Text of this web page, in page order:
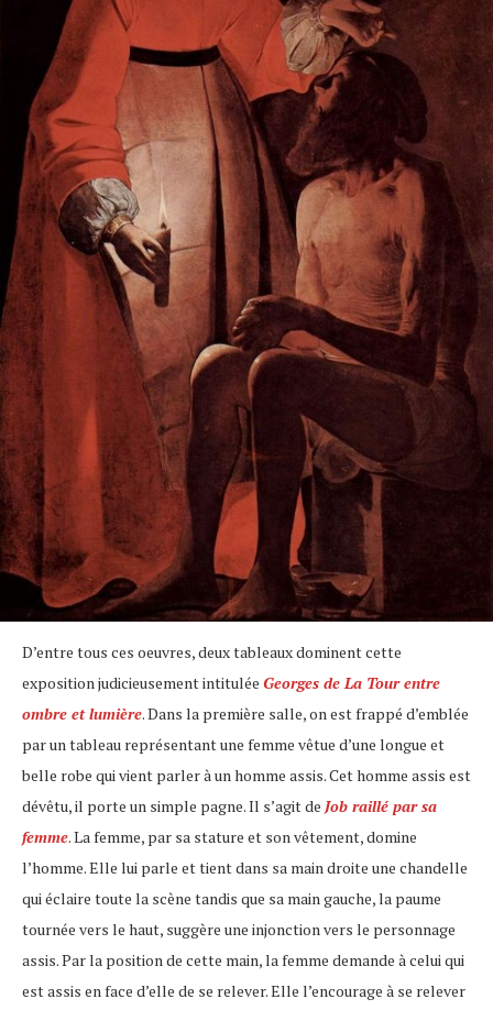
D’entre tous ces oeuvres, deux tableaux dominent cette
exposition judicieusement intitulée Georges de La Tour entre
ombre et lumière. Dans la première salle, on est frappé d’emblée
par un tableau représentant une femme vêtue d’une longue et
belle robe qui vient parler à un homme assis. Cet homme assis est
dévêtu, il porte un simple pagne. Il s’agit de Job raillé par sa
femme. La femme, par sa stature et son vêtement, domine
l’homme. Elle lui parle et tient dans sa main droite une chandelle
qui éclaire toute la scène tandis que sa main gauche, la paume
tournée vers le haut, suggère une injonction vers le personnage
assis. Par la position de cette main, la femme demande à celui qui
est assis en face d’elle de se relever. Elle l’encourage à se relever